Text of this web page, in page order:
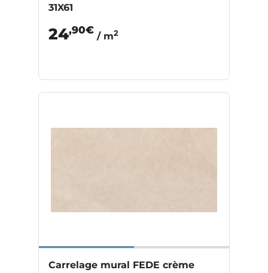
31X61
24,90€
/ m2
Carrelage mural FEDE crème